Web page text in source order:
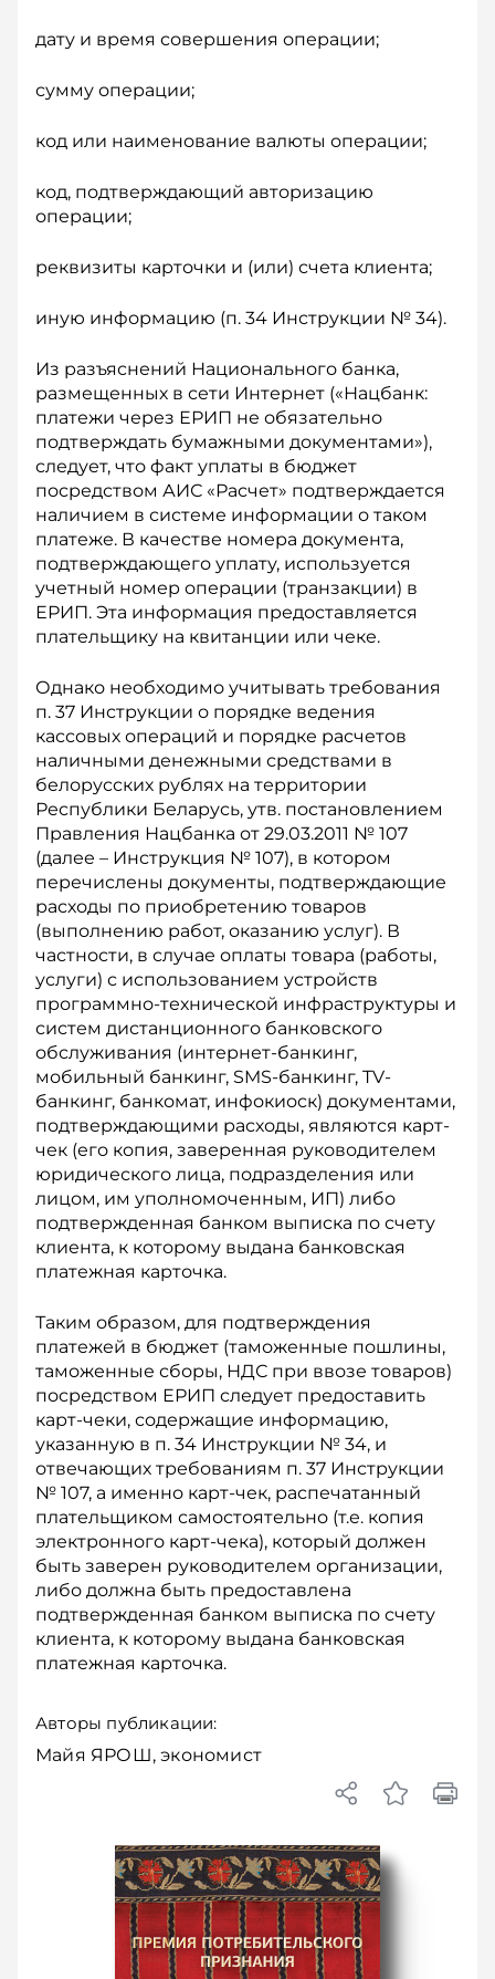
дату и время совершения операции;
сумму операции;
код или наименование валюты операции;
код, подтверждающий авторизацию
операции;
реквизиты карточки и (или) счета клиента;
иную информацию (п. 34 Инструкции № 34).
Из разъяснений Национального банка,
размещенных в сети Интернет («Нацбанк:
платежи через ЕРИП не обязательно
подтверждать бумажными документами»),
следует, что факт уплаты в бюджет
посредством АИС «Расчет» подтверждается
наличием в системе информации о таком
платеже. В качестве номера документа,
подтверждающего уплату, используется
учетный номер операции (транзакции) в
ЕРИП. Эта информация предоставляется
плательщику на квитанции или чеке.
Однако необходимо учитывать требования
п. 37 Инструкции о порядке ведения
кассовых операций и порядке расчетов
наличными денежными средствами в
белорусских рублях на территории
Республики Беларусь, утв. постановлением
Прав­ления Нацбанка от 29.03.2011 № 107
(далее – Инструкция № 107), в котором
перечислены документы, подтверждающие
расходы по приобретению товаров
(выполнению работ, оказанию услуг). В
частности, в случае оплаты товара (работы,
услуги) с использованием устройств
программно-технической инфраструктуры и
систем дис­танционного банковского
обслуживания (интернет-банкинг,
мобильный банкинг, SMS-банкинг, TV-
банкинг, банкомат, инфокиоск) документами,
подтверждающими расходы, являются карт-
чек (его копия, заверенная руководителем
юридического лица, подразделения или
лицом, им уполномоченным, ИП) либо
подтвержденная банком выписка по счету
клиента, к которому выдана банковская
платежная карточка.
Таким образом, для подтверждения
платежей в бюджет (таможенные пошлины,
таможенные сборы, НДС при ввозе товаров)
посредством ЕРИП следует предоставить
карт-чеки, содержащие информацию,
указанную в п. 34 Инструкции № 34, и
отвечающих требованиям п. 37 Инструкции
№ 107, а именно карт-чек, распечатанный
плательщиком самостоятельно (т.е. копия
элект­ронного карт-чека), который должен
быть заверен руководителем организации,
либо должна быть предоставлена
подтвержденная банком выписка по счету
клиента, к которому выдана банковская
платежная карточка.
Авторы публикации:
Майя ЯРОШ, экономист